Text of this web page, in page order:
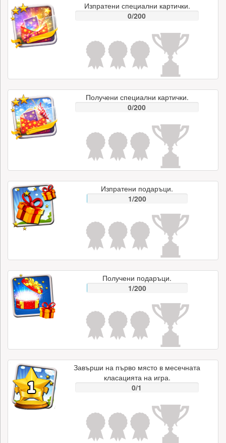
Изпратени специални картички.
0/200
Получени специални картички.
0/200
Изпратени подаръци.
1/200
Получени подаръци.
1/200
Завърши на първо място в месечната
класацията на игра.
0/1